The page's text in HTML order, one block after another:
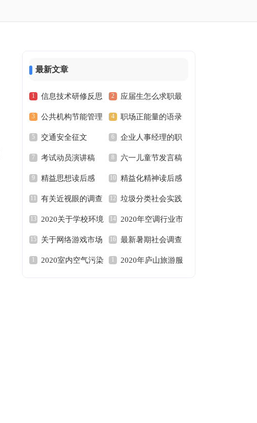
最新文章
信息技术研修反思 应届生怎么求职最
稳妥？
公共机构节能管理
制度
职场正能量的语录
交通安全征文 企业人事经理的职
责内容
考试动员演讲稿 六一儿童节发言稿
精益思想读后感 精益化精神读后感
有关近视眼的调查
报告范文
垃圾分类社会实践
调查报告
2020关于学校环境
卫生调查报告
2020年空调行业市
场调查报告
关于网络游戏市场
调查报告
最新暑期社会调查
报告模板
2020室内空气污染 2020年庐山旅游服